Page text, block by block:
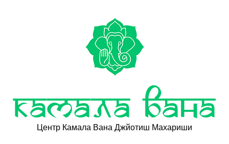
Камала Вана
Центр Камала Вана Джйотиш Махариши